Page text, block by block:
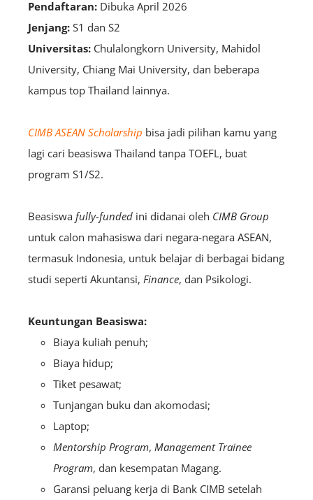
Pendaftaran: Dibuka April 2026
Jenjang: S1 dan S2
Universitas: Chulalongkorn University, Mahidol
University, Chiang Mai University, dan beberapa
kampus top Thailand lainnya.
CIMB ASEAN Scholarship bisa jadi pilihan kamu yang
lagi cari beasiswa Thailand tanpa TOEFL, buat
program S1/S2.
Beasiswa fully-funded ini didanai oleh CIMB Group
untuk calon mahasiswa dari negara-negara ASEAN,
termasuk Indonesia, untuk belajar di berbagai bidang
studi seperti Akuntansi, Finance, dan Psikologi.
Keuntungan Beasiswa:
Biaya kuliah penuh;
Biaya hidup;
Tiket pesawat;
Tunjangan buku dan akomodasi;
Laptop;
Mentorship Program, Management Trainee
Program, dan kesempatan Magang.
Garansi peluang kerja di Bank CIMB setelah